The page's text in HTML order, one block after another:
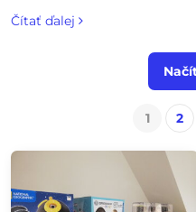
70mm, 80mm, 90mm
(reflektory).
Čítať ďalej
1 2